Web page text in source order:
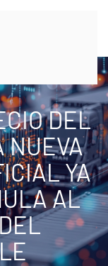
DEL
NUEVA
YA
AL